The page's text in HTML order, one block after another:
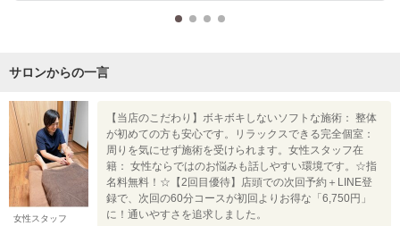
サロンからの一言
女性スタッフ
【当店のこだわり】ボキボキしないソフトな施術： 整体
が初めての方も安心です。リラックスできる完全個室：
周りを気にせず施術を受けられます。女性スタッフ在
籍： 女性ならではのお悩みも話しやすい環境です。☆指
名料無料！☆【2回目優待】店頭での次回予約＋LINE登
録で、次回の60分コースが初回よりお得な「6,750円」
に！通いやすさを追求しました。